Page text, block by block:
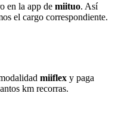
en la app de miituo. Así
el cargo correspondiente.
miiflex y paga
km recorras.